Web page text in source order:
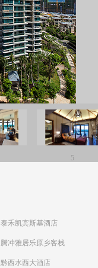
5
泰禾凯宾斯基酒店
腾冲雅居乐原乡客栈
黔西水西大酒店